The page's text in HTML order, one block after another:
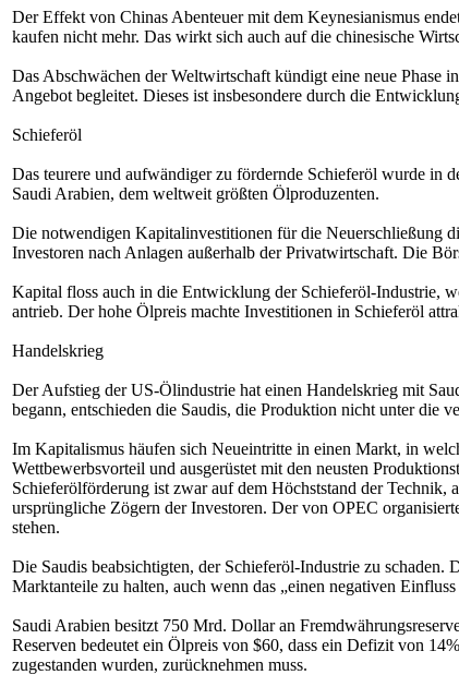
Der Effekt von Chinas Abenteuer mit dem Keynesianismus
kaufen nicht mehr. Das wirkt sich auch auf die chinesische
Das Abschwächen der Weltwirtschaft kündigt eine neue Phase
Angebot begleitet. Dieses ist insbesondere durch die
Schieferöl
Das teurere und aufwändiger zu fördernde Schieferöl wurde in
Saudi Arabien, dem weltweit größten Ölproduzenten.
Die notwendigen Kapitalinvestitionen für die Neuerschließung
Investoren nach Anlagen außerhalb der Privatwirtschaft. Die
Kapital floss auch in die Entwicklung der Schieferöl-Industrie,
antrieb. Der hohe Ölpreis machte Investitionen in Schieferöl
Handelskrieg
Der Aufstieg der US-Ölindustrie hat einen Handelskrieg mit
begann, entschieden die Saudis, die Produktion nicht unter die
Im Kapitalismus häufen sich Neueintritte in einen Markt, in
Wettbewerbsvorteil und ausgerüstet mit den neusten
Schieferölförderung ist zwar auf dem Höchststand der
ursprüngliche Zögern der Investoren. Der von OPEC
stehen.
Die Saudis beabsichtigten, der Schieferöl-Industrie zu
Marktanteile zu halten, auch wenn das „einen negativen
Saudi Arabien besitzt 750 Mrd. Dollar an
Reserven bedeutet ein Ölpreis von $60, dass ein Defizit von
zugestanden wurden, zurücknehmen muss.